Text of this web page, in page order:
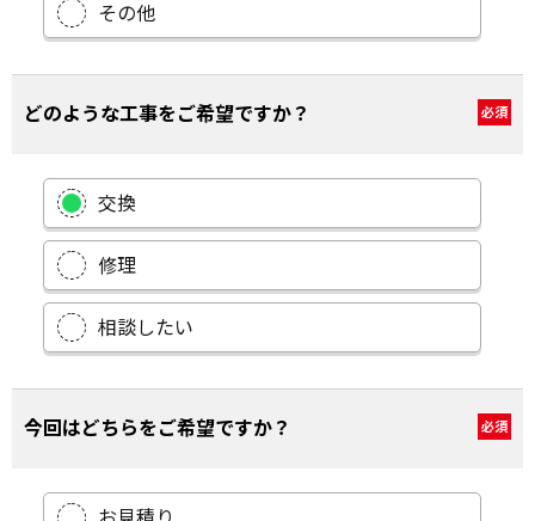
その他
どのような工事をご希望ですか？ 必須
交換
修理
相談したい
今回はどちらをご希望ですか？ 必須